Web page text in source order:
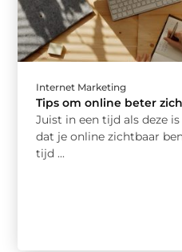
Internet Marketing
Tips om online beter
Juist in een tijd als deze
dat je online zichtbaar
tijd ...